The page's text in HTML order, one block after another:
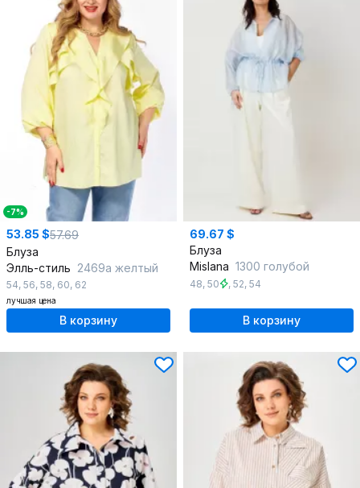
-7%
53.85 $57.69
Блуза
Элль-стиль 2469а желтый
54, 56, 58, 60, 62
лучшая цена
В корзину
69.67 $
Блуза
Mislana 1300 голубой
48, 50 , 52, 54
В корзину